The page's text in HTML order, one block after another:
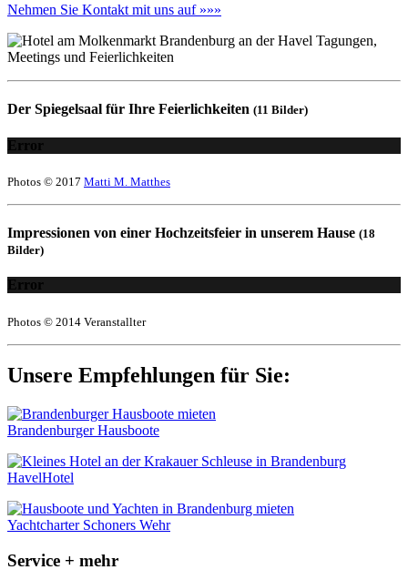
Nehmen Sie Kontakt mit uns auf »»»
Der Spiegelsaal für Ihre Feierlichkeiten (11 Bilder)
Error
Photos © 2017 Matti M. Matthes
Impressionen von einer Hochzeitsfeier in unserem Hause (18
Bilder)
Error
Photos © 2014 Veranstallter
Unsere Empfehlungen für Sie:
Brandenburger Hausboote
HavelHotel
Yachtcharter Schoners Wehr
Service + mehr